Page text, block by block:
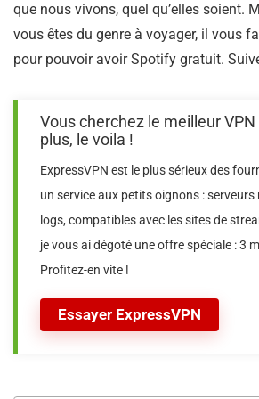
que nous vivons, quel qu’elles soient.
vous êtes du genre à voyager, il vous
pour pouvoir avoir Spotify gratuit.
Essayer ExpressVPN
Vous cherchez le meilleur
plus, le voila !
ExpressVPN est le plus sérieux des
un service aux petits oignons : serveurs
logs, compatibles avec les sites de
je vous ai dégoté une offre spéciale : 3
Profitez-en vite !